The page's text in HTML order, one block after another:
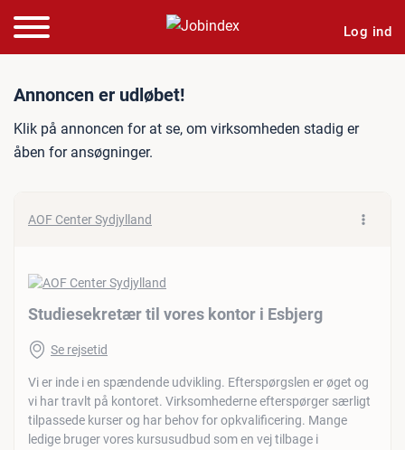
Log ind
Jobannonce:
Annoncen er udløbet!
Klik på annoncen for at se, om virksomheden stadig er
åben for ansøgninger.
AOF Center Sydjylland
Studiesekretær til vores kontor i Esbjerg
Se rejsetid
Vi er inde i en spændende udvikling. Efterspørgslen er øget og
vi har travlt på kontoret. Virksomhederne efterspørger særligt
tilpassede kurser og har behov for opkvalificering. Mange
ledige bruger vores kursusudbud som en vej tilbage i